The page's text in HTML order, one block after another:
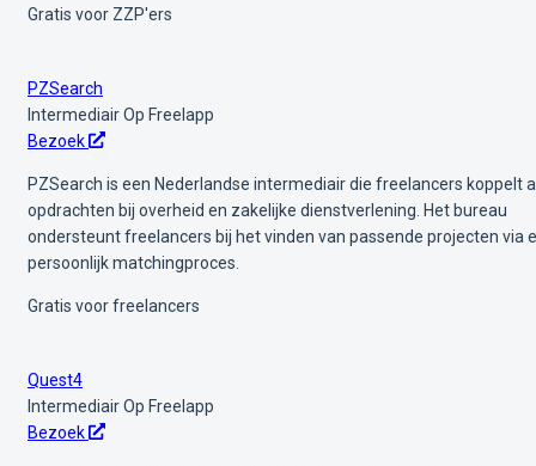
Gratis voor ZZP'ers
PZSearch
IntermediairOp Freelapp
Bezoek
PZSearch is een Nederlandse intermediair die freelancers koppelt
opdrachten bij overheid en zakelijke dienstverlening. Het bureau
ondersteunt freelancers bij het vinden van passende projecten via
persoonlijk matchingproces.
Gratis voor freelancers
Quest4
IntermediairOp Freelapp
Bezoek